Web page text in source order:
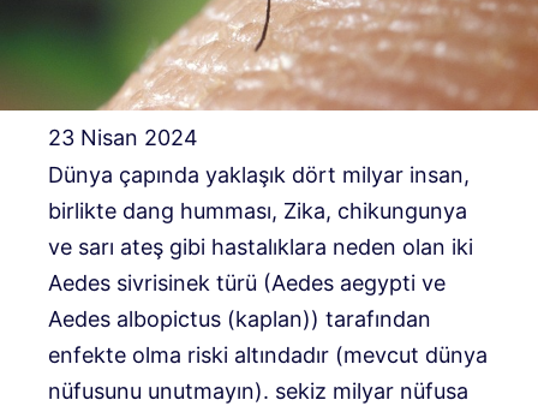
23 Nisan 2024
Dünya çapında yaklaşık dört milyar insan,
birlikte dang humması, Zika, chikungunya
ve sarı ateş gibi hastalıklara neden olan iki
Aedes sivrisinek türü (Aedes aegypti ve
Aedes albopictus (kaplan)) tarafından
enfekte olma riski altındadır (mevcut dünya
nüfusunu unutmayın). sekiz milyar nüfusa